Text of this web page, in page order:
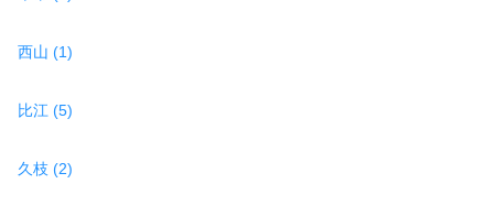
西山 (1)
比江 (5)
久枝 (2)